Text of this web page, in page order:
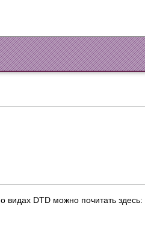
видах DTD можно почитать здесь: